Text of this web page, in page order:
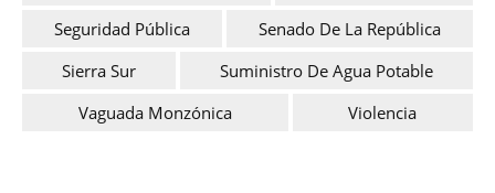
Seguridad Pública
Senado De La República
Sierra Sur
Suministro De Agua Potable
Vaguada Monzónica
Violencia